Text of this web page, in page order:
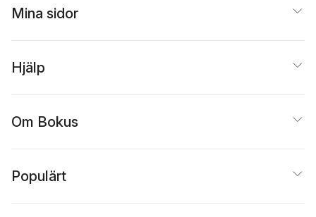
Mina sidor
Hjälp
Om Bokus
Populärt